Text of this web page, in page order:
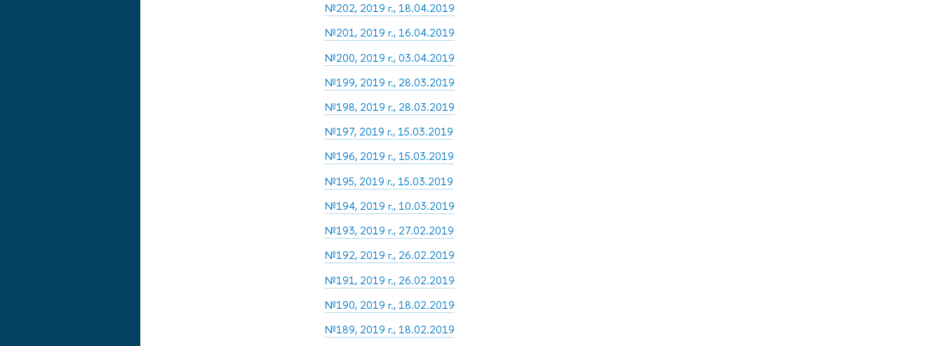
№202, 2019 г., 18.04.2019
№201, 2019 г., 16.04.2019
№200, 2019 г., 03.04.2019
№199, 2019 г., 28.03.2019
№198, 2019 г., 28.03.2019
№197, 2019 г., 15.03.2019
№196, 2019 г., 15.03.2019
№195, 2019 г., 15.03.2019
№194, 2019 г., 10.03.2019
№193, 2019 г., 27.02.2019
№192, 2019 г., 26.02.2019
№191, 2019 г., 26.02.2019
№190, 2019 г., 18.02.2019
№189, 2019 г., 18.02.2019